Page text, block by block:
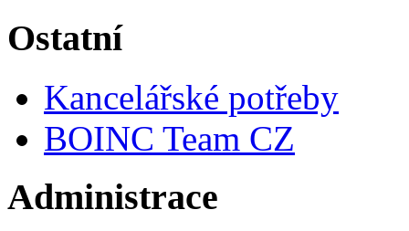
Ostatní
Kancelářské potřeby
BOINC Team CZ
Administrace